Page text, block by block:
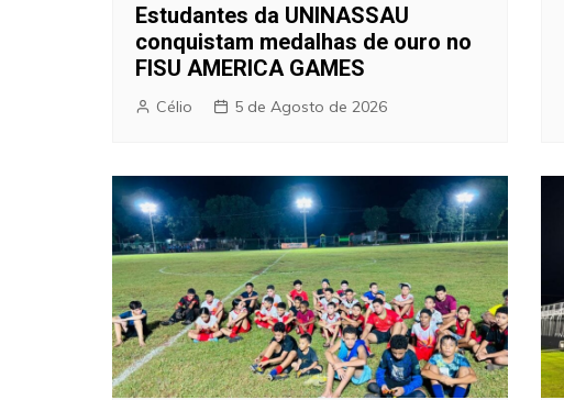
Estudantes da UNINASSAU
conquistam medalhas de ouro no
FISU AMERICA GAMES
Célio 5 de Agosto de 2026